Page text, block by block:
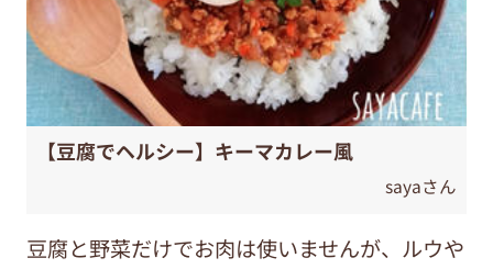
【豆腐でヘルシー】キーマカレー風
sayaさん
豆腐と野菜だけでお肉は使いませんが、ルウや